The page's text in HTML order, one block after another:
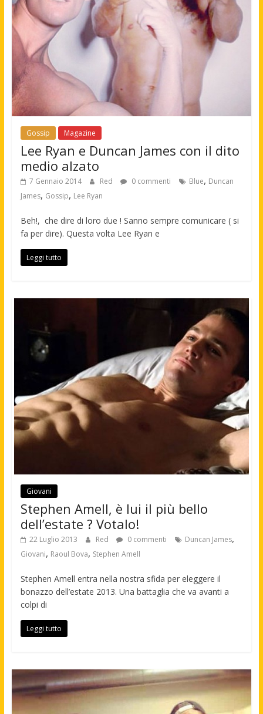
Gossip Magazine
Lee Ryan e Duncan James con il dito
medio alzato
7 Gennaio 2014 Red 0 commenti Blue, Duncan
James, Gossip, Lee Ryan
Beh!, che dire di loro due ! Sanno sempre comunicare ( si
fa per dire). Questa volta Lee Ryan e
Leggi tutto
Giovani
Stephen Amell, è lui il più bello
dell’estate ? Votalo!
22 Luglio 2013 Red 0 commenti Duncan James,
Giovani, Raoul Bova, Stephen Amell
Stephen Amell entra nella nostra sfida per eleggere il
bonazzo dell’estate 2013. Una battaglia che va avanti a
colpi di
Leggi tutto